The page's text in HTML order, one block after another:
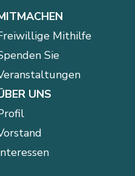
Mithilfe
Sie
UNS